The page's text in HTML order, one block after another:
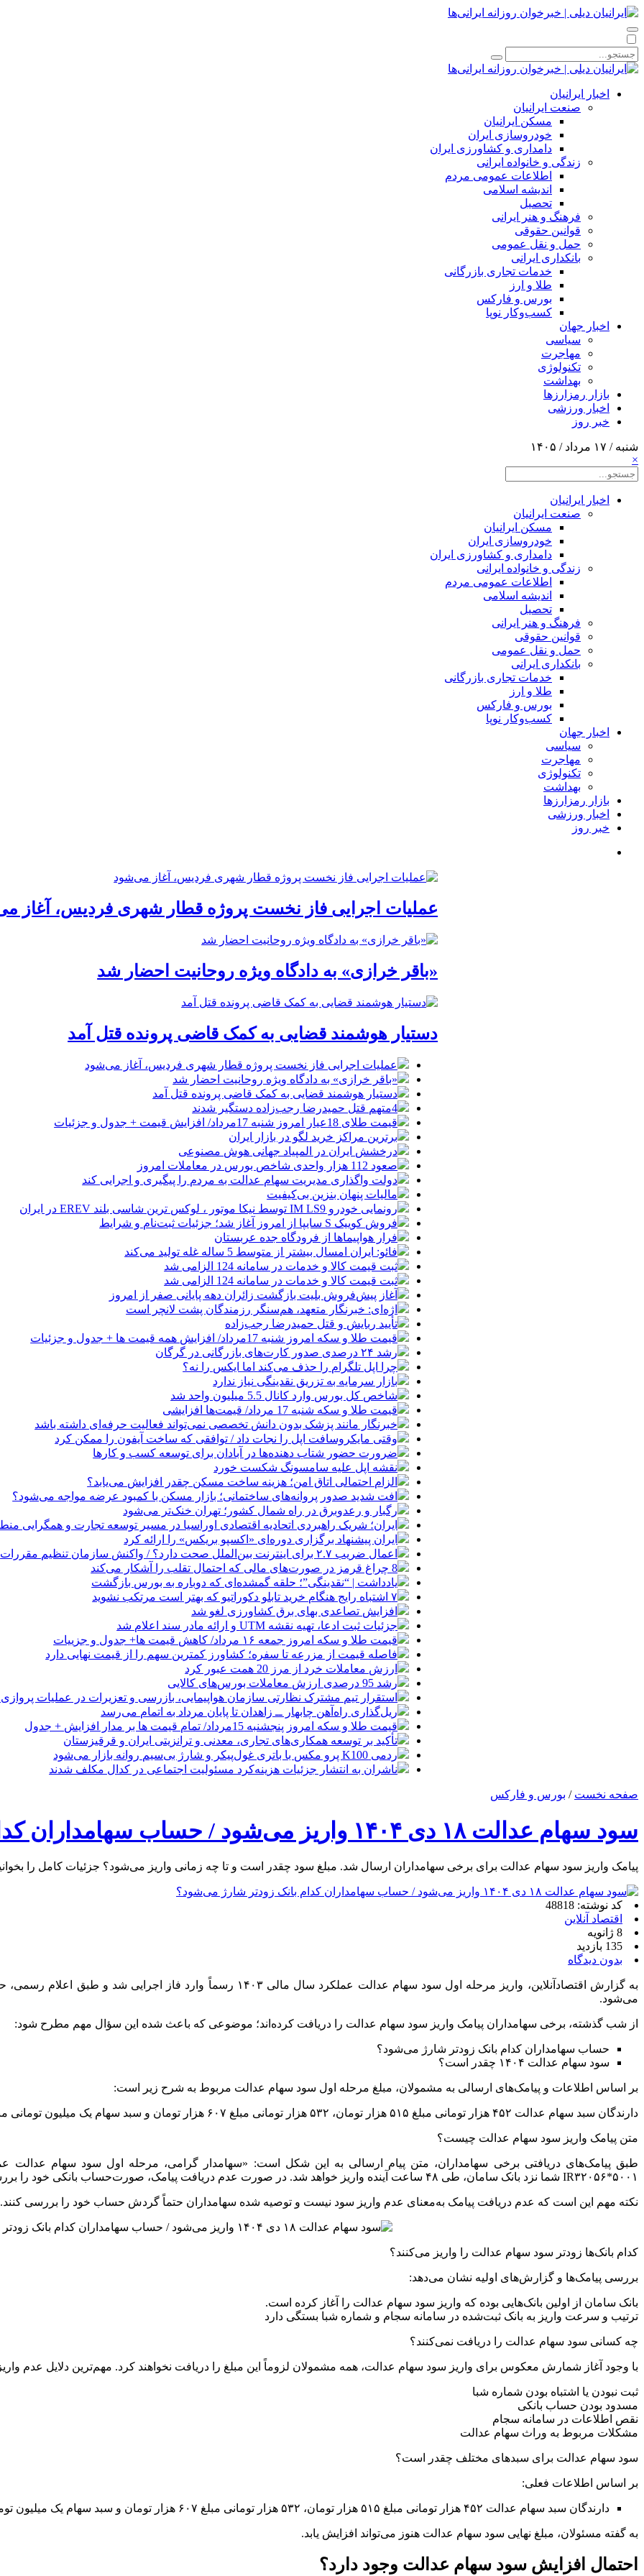
اخبار ایرانیان
صنعت ایرانیان
مسکن ایرانیان
خودروسازی ایران
دامداری و کشاورزی ایران
زندگی و خانواده ایرانی
اطلاعات عمومی مردم
اندیشه اسلامی
تحصیل
فرهنگ و هنر ایرانی
قوانین حقوقی
حمل و نقل عمومی
بانکداری ایرانی
خدمات تجاری بازرگانی
طلا و ارز
بورس و فارکس
کسب‌وکار نوپا
اخبار جهان
سیاسی
مهاجرت
تکنولوژی
بهداشت
بازار رمزارزها
اخبار ورزشی
خبر روز
شنبه / ۱۷ مرداد / ۱۴۰۵
×
اخبار ایرانیان
صنعت ایرانیان
مسکن ایرانیان
خودروسازی ایران
دامداری و کشاورزی ایران
زندگی و خانواده ایرانی
اطلاعات عمومی مردم
اندیشه اسلامی
تحصیل
فرهنگ و هنر ایرانی
قوانین حقوقی
حمل و نقل عمومی
بانکداری ایرانی
خدمات تجاری بازرگانی
طلا و ارز
بورس و فارکس
کسب‌وکار نوپا
اخبار جهان
سیاسی
مهاجرت
تکنولوژی
بهداشت
بازار رمزارزها
اخبار ورزشی
خبر روز
عملیات اجرایی فاز نخست پروژه قطار شهری فردیس، آغاز
«باقر خرازی» به دادگاه ویژه روحانیت احضار شد
دستیار هوشمند قضایی به کمک قاضی پرونده قتل آمد
عملیات اجرایی فاز نخست پروژه قطار شهری فردیس، آغاز می‌شود
«باقر خرازی» به دادگاه ویژه روحانیت احضار شد
دستیار هوشمند قضایی به کمک قاضی پرونده قتل آمد
4متهم قتل حمیدرضا رجب‌زاده دستگیر شدند
قیمت طلای 18عیار امروز شنبه 17مرداد/ افزایش قیمت + جدول و جزئیات
برترین مراکز خرید لگو در بازار ایران
درخشش ایران در المپیاد جهانی هوش مصنوعی
صعود 112 هزار واحدی شاخص بورس در معاملات امروز
دولت واگذاری مدیریت سهام عدالت به مردم را پیگیری و اجرایی کند
مالیات پنهان بنزین بی‌کیفیت
رونمایی خودرو IM LS9 توسط نیکا موتور ، لوکس ترین شاسی بلند EREV در ایران
فروش کوییک S سایپا از امروز آغاز شد؛ جزئیات ثبت‌نام و شرایط
فرار هواپیماها از فرودگاه جده عربستان
فائو: ایران امسال بیشتر از متوسط 5 ساله غله تولید می‌کند
ثبت قیمت کالا و خدمات در سامانه 124 الزامی شد
ثبت قیمت کالا و خدمات در سامانه 124 الزامی شد
آغاز پیش‌فروش بلیت بازگشت زائران دهه پایانی صفر از امروز
اژه‌ای: خبرنگار متعهد، هم‌سنگر رزمندگان پشت لانچر است
تأیید ربایش و قتل حمیدرضا رجب‌زاده
قیمت طلا و سکه امروز شنبه 17مرداد/ افزایش همه قیمت ها + جدول و جزئیات
رشد ۲۴ درصدی صدور کارت‌های بازرگانی در گرگان
چرا اپل تلگرام را حذف می‌کند اما ایکس را نه؟
بازار سرمایه به تزریق نقدینگی نیاز ندارد
شاخص کل بورس وارد کانال 5.5 میلیون واحد شد
قیمت طلا و سکه شنبه 17 مرداد/ قیمت‌ها افزایشی
خبرنگار مانند پزشک بدون دانش تخصصی نمی‌تواند فعالیت حرفه‌ای داشته باشد
وقتی مایکروسافت اپل را نجات داد / توافقی که ساخت آیفون را ممکن کرد
ضرورت حضور شتاب ‌دهنده‌ها در آبادان برای توسعه کسب‌ و کارها
نقشه اپل علیه سامسونگ شکست خورد
الزام احتمالی اتاق امن؛ هزینه ساخت مسکن چقدر افزایش می‌یابد؟
افت شدید صدور پروانه‌های ساختمانی؛ بازار مسکن با کمبود عرضه مواجه می‌شود؟
رگبار و رعدوبرق در راه شمال کشور؛ تهران خنک‌تر می‌شود
ایران؛ شریک راهبردی اتحادیه اقتصادی اوراسیا در مسیر توسعه تجارت و همگرایی
ایران پیشنهاد برگزاری دوره‌ای «اکسپو بریکس» را ارائه کرد
اعمال ضریب ۲.۷ برای اینترنت بین‌الملل صحت دارد؟ / واکنش سازمان تنظیم مقررات
8 چراغ قرمز در صورت‌های مالی که احتمال تقلب را آشکار می‌کند
یادداشت | “نقدینگی”؛ حلقه گمشده‌ای که دوباره به بورس بازگشت
۷ اشتباه رایج هنگام خرید تابلو دکوراتیو که بهتر است مرتکب نشوید
افزایش تصاعدی بهای برق کشاورزی لغو شد
جزئیات ثبت ادعا، تهیه نقشه UTM و ارائه مادر سند اعلام شد
قیمت طلا و سکه امروز جمعه ۱۶ مرداد/ کاهش قیمت ها+ جدول و جزییات
فاصله قیمت از مزرعه تا سفره؛ کشاورز کمترین سهم را از قیمت نهایی دارد
ارزش معاملات خرد از مرز 20 همت عبور کرد
رشد 95 درصدی ارزش معاملات بورس‌های کالایی
استقرار تیم مشترک نظارتی سازمان هواپیمایی، بازرسی و تعزیرات در عملیات پروازی
ریل‌گذاری راه‌آهن چابهار ــ زاهدان تا پایان مرداد به اتمام می‌رسد
قیمت طلا و سکه امروز پنجشنبه 15مرداد/ تمام قیمت ها بر مدار افزایش + جدول
تأکید بر توسعه همکاری‌های تجاری، معدنی و ترانزیتی ایران و قرقیزستان
ردمی K100 پرو مکس با باتری غول‌پیکر و شارژ بی‌سیم روانه بازار می‌شود
ناشران به انتشار جزئیات هزینه‌کرد مسئولیت اجتماعی در کدال مکلف شدند
صفحه نخست / بورس و فارکس
سود سهام عدالت ۱۸ دی ۱۴۰۴ واریز می‌شود / حساب سهامداران کدام بانک زودتر شارژ می‌شود؟
پیامک واریز سود سهام عدالت برای برخی سهامداران ارسال شد. مبلغ سود چقدر است و تا چه زمانی واریز می‌شود؟ جزئیات کامل را
کد نوشته: 48818
اقتصاد آنلاین
8 ژانویه
135 بازدید
بدون دیدگاه
می‌شود.
از شب گذشته، برخی سهامداران پیامک واریز سود سهام عدالت را دریافت کرده‌اند؛ موضوعی که باعث شده این سؤال مهم مطرح شود:
حساب سهامداران کدام بانک زودتر شارژ می‌شود؟
سود سهام عدالت ۱۴۰۴ چقدر است؟
بر اساس اطلاعات و پیامک‌های ارسالی به مشمولان، مبلغ مرحله اول سود سهام عدالت مربوط به شرح زیر است:
دارندگان سبد سهام عدالت ۴۵۲ هزار تومانی مبلغ ۵۱۵ هزار تومان، ۵۳۲ هزار تومانی مبلغ ۶۰۷ هزار تومان و سبد سهام یک میلیون تومانی مبلغ یک میلیون و ۱۴۱ هزار تومان سود دریافت خواهند کرد.
متن پیامک واریز سود سهام عدالت چیست؟
IR۳۲۰۵۶*۵۰۰۱ شما نزد بانک سامان، طی ۴۸ ساعت آینده واریز خواهد شد. در صورت عدم دریافت پیامک، صورت‌حساب بانکی خود را بررسی کنید.»
نکته مهم این است که عدم دریافت پیامک به‌معنای عدم واریز سود نیست و توصیه شده سهامداران حتماً گردش حساب خود را بررسی کنند.
کدام بانک‌ها زودتر سود سهام عدالت را واریز می‌کنند؟
بررسی پیامک‌ها و گزارش‌های اولیه نشان می‌دهد:
بانک سامان از اولین بانک‌هایی بوده که واریز سود سهام عدالت را آغاز کرده است.
ترتیب و سرعت واریز به بانک ثبت‌شده در سامانه سجام و شماره شبا بستگی دارد
چه کسانی سود سهام عدالت را دریافت نمی‌کنند؟
با وجود آغاز شمارش معکوس برای واریز سود سهام عدالت، همه مشمولان لزوماً این مبلغ را دریافت نخواهند کرد. مهم‌ترین دلایل عدم
ثبت نبودن یا اشتباه بودن شماره شبا
مسدود بودن حساب بانکی
نقص اطلاعات در سامانه سجام
مشکلات مربوط به وراث سهام عدالت
سود سهام عدالت برای سبدهای مختلف چقدر است؟
بر اساس اطلاعات فعلی:
دارندگان سبد سهام عدالت ۴۵۲ هزار تومانی مبلغ ۵۱۵ هزار تومان، ۵۳۲ هزار تومانی مبلغ ۶۰۷ هزار تومان و سبد سهام یک میلیون تومانی مبلغ یک میلیون و ۱۴۱ هزار تومان سود دریافت خواهند کرد.
به گفته مسئولان، مبلغ نهایی سود سهام عدالت هنوز می‌تواند افزایش یابد.
احتمال افزایش سود سهام عدالت وجود دارد؟